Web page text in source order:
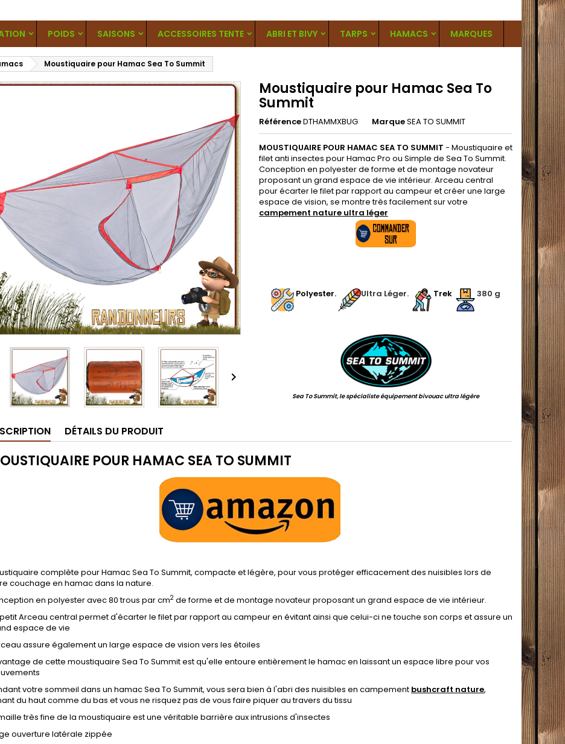
POIDS SAISONS ACCESSOIRES TENTE ABRI ET BIVY TARPS HAMACS MARQUES
Moustiquaire pour Hamac Sea To Summit

Moustiquaire pour Hamac Sea To
Summit
RéférenceDTHAMMXBUG MarqueSEA TO SUMMIT
MOUSTIQUAIRE POUR HAMAC SEA TO SUMMIT - Moustiquaire et
filet anti insectes pour Hamac Pro ou Simple de Sea To Summit.
Conception en polyester de forme et de montage novateur
proposant un grand espace de vie intérieur. Arceau central
pour écarter le filet par rapport au campeur et créer une large
espace de vision, se montre très facilement sur votre
campement nature ultra léger
Polyester.
Ultra Léger. Trek 380 g
Sea To Summit, le spécialiste équipement bivouac ultra légère
DÉTAILS DU PRODUIT
POUR HAMAC SEA TO SUMMIT
complète pour Hamac Sea To Summit, compacte et légère, pour vous protéger efficacement des nuisibles lors de
couchage en hamac dans la nature.
en polyester avec 80 trous par cm2 de forme et de montage novateur proposant un grand espace de vie intérieur.
Arceau central permet d'écarter le filet par rapport au campeur en évitant ainsi que celui-ci ne touche son corps et assure un
espace de vie
assure également un large espace de vision vers les étoiles
de cette moustiquaire Sea To Summit est qu'elle entoure entièrement le hamac en laissant un espace libre pour vos
votre sommeil dans un hamac Sea To Summit, vous sera bien à l'abri des nuisibles en campement bushcraft nature,
du haut comme du bas et vous ne risquez pas de vous faire piquer au travers du tissu
très fine de la moustiquaire est une véritable barrière aux intrusions d'insectes
ouverture latérale zippée